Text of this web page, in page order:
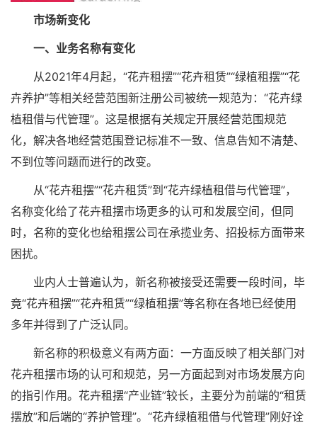
市场新变化
一、业务名称有变化
从2021年4月起，“花卉租摆”“花卉租赁”“绿植租摆”“花
卉养护”等相关经营范围新注册公司被统一规范为：“花卉绿
植租借与代管理”。这是根据有关规定开展经营范围规范
化，解决各地经营范围登记标准不一致、信息告知不清楚、
不到位等问题而进行的改变。
从“花卉租摆”“花卉租赁”到“花卉绿植租借与代管理”，
名称变化给了花卉租摆市场更多的认可和发展空间，但同
时，名称的变化也给租摆公司在承揽业务、招投标方面带来
困扰。
业内人士普遍认为，新名称被接受还需要一段时间，毕
竟“花卉租摆”“花卉租赁”“绿植租摆”等名称在各地已经使用
多年并得到了广泛认同。
新名称的积极意义有两方面：一方面反映了相关部门对
花卉租摆市场的认可和规范，另一方面起到对市场发展方向
的指引作用。花卉租摆“产业链”较长，主要分为前端的“租赁
摆放”和后端的“养护管理”。“花卉绿植租借与代管理”刚好诠